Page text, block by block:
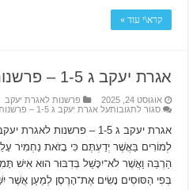
קרא\י עוד »
אגרת יעקב ג 1-5 – פרשנות לאגרת יעקב
אוגוסט 24, 2025
פרשנות לאגרת יעקב
סגור לתגובותעל אגרת יעקב ג 1-5 – פרשנות לאגרת יעקב
אגרת יעקב ג 1-5 – פרשנות
בְּפִי הַסּוּסִים נָשִׂים אֶת־הָרֶסֶן לְמַעַן אֲשֶׁר